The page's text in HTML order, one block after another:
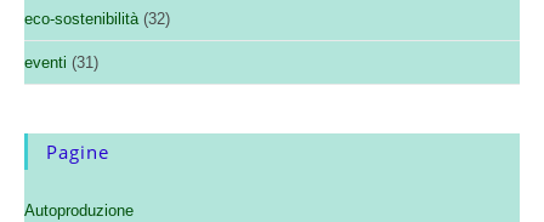
eco-sostenibilità (32)
eventi (31)
Pagine
Autoproduzione